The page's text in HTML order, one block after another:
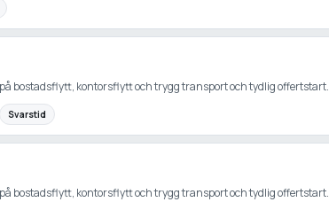
bostadsflytt, kontorsflytt och trygg transport och tydlig offertstart.
Svarstid
bostadsflytt, kontorsflytt och trygg transport och tydlig offertstart.